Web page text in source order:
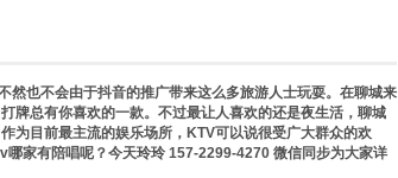
也不会由于抖音的推广带来这么多旅游人士玩耍。在聊城来
牌总有你喜欢的一款。不过最让人喜欢的还是夜生活，聊城
为目前最主流的娱乐场所，KTV可以说很受广大群众的欢
家有陪唱呢？今天玲玲 157-2299-4270 微信同步为大家详